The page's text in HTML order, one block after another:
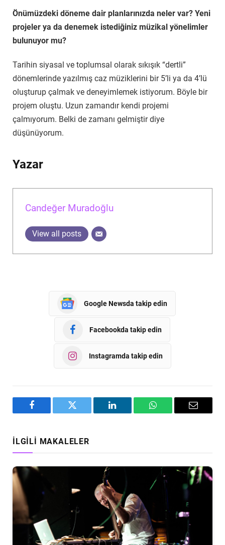
Önümüzdeki döneme dair planlarınızda neler var? Yeni
projeler ya da denemek istediğiniz müzikal yönelimler
bulunuyor mu?
Tarihin siyasal ve toplumsal olarak sıkışık “dertli”
dönemlerinde yazılmış caz müziklerini bir 5’li ya da 4’lü
oluşturup çalmak ve deneyimlemek istiyorum. Böyle bir
projem oluştu. Uzun zamandır kendi projemi
çalmıyorum. Belki de zamanı gelmiştir diye
düşünüyorum.
Yazar
Candeğer Muradoğlu
View all posts
Google Newsda takip edin
Facebookda takip edin
Instagramda takip edin
Facebook Twitter LinkedIn WhatsAppEmail
İLGILI MAKALELER